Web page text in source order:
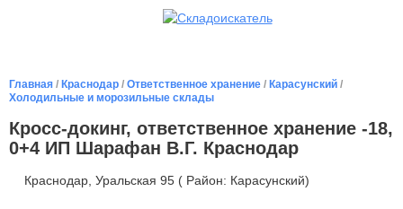
Главная / Краснодар / Ответственное хранение / Карасунский /
Холодильные и морозильные склады
Кросс-докинг, ответственное хранение -18,
0+4 ИП Шарафан В.Г. Краснодар
Краснодар, Уральская 95 ( Район: Карасунский)